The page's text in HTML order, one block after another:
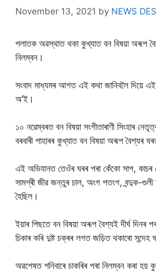
November 13, 2021 by NEWS
পলাতক অৱস্থাত থকা কুখ্যাত বন বিষয়া অৰূপ
নিলম্বন।
সংবাদ মাধ্যমৰ আগত এই কথা জানিবলৈ দিয়ে
অ’ই।
১০ নৱেম্বৰত বন বিষয়া সংগীতাৰাণী সিংহাৰ
বৰবাৰী পাহাৰৰ কুখ্যাত বন বিষয়া অৰূপ বৈশ্যৰ
এই অভিযানত তেওঁৰ ঘৰৰ পৰা কেঁকো সাপ, কাচৰ
সামগ্ৰী জীৱ জন্তুৰ চাল, অংগ পতংগ, বন্দুক-
হৈছিল।
ইয়াৰ পিছতে বন বিষয়া অৰূপ বৈশ্যই দীৰ্ঘ দিনৰ
চিকাৰ কৰি দুষ্ট চক্ৰৰ লগত জড়িত থকাৰো সন্দেহ
অৱশেষত শনিবাৰে চাকৰিৰ পৰা নিলম্বন কৰা হয়